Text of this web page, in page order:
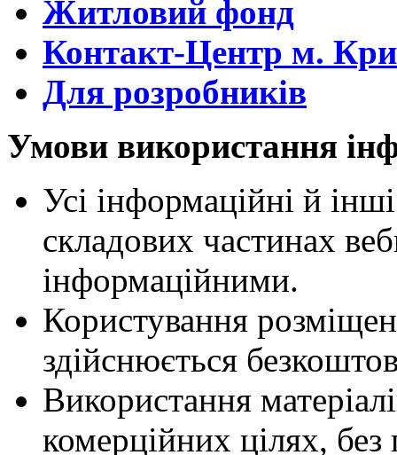
Житловий фонд
Контакт-Центр м.
Для розробників
Умови використання
Усі інформаційні й
складових частинах
інформаційними.
Користування
здійснюється
Використання
комерційних цілях,